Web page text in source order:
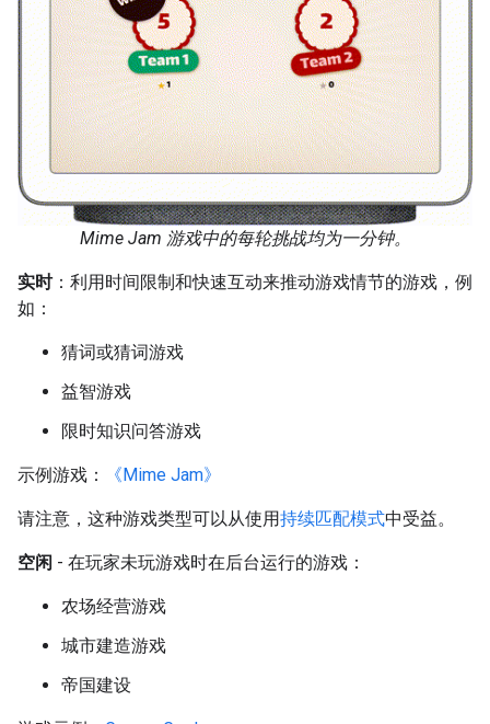
Mime Jam 游戏中的每轮挑战均为一分钟。
实时：利用时间限制和快速互动来推动游戏情节的游戏，例
如：
猜词或猜词游戏
益智游戏
限时知识问答游戏
示例游戏： 《Mime Jam》
请注意，这种游戏类型可以从使用持续匹配模式中受益。
空闲 - 在玩家未玩游戏时在后台运行的游戏：
农场经营游戏
城市建造游戏
帝国建设